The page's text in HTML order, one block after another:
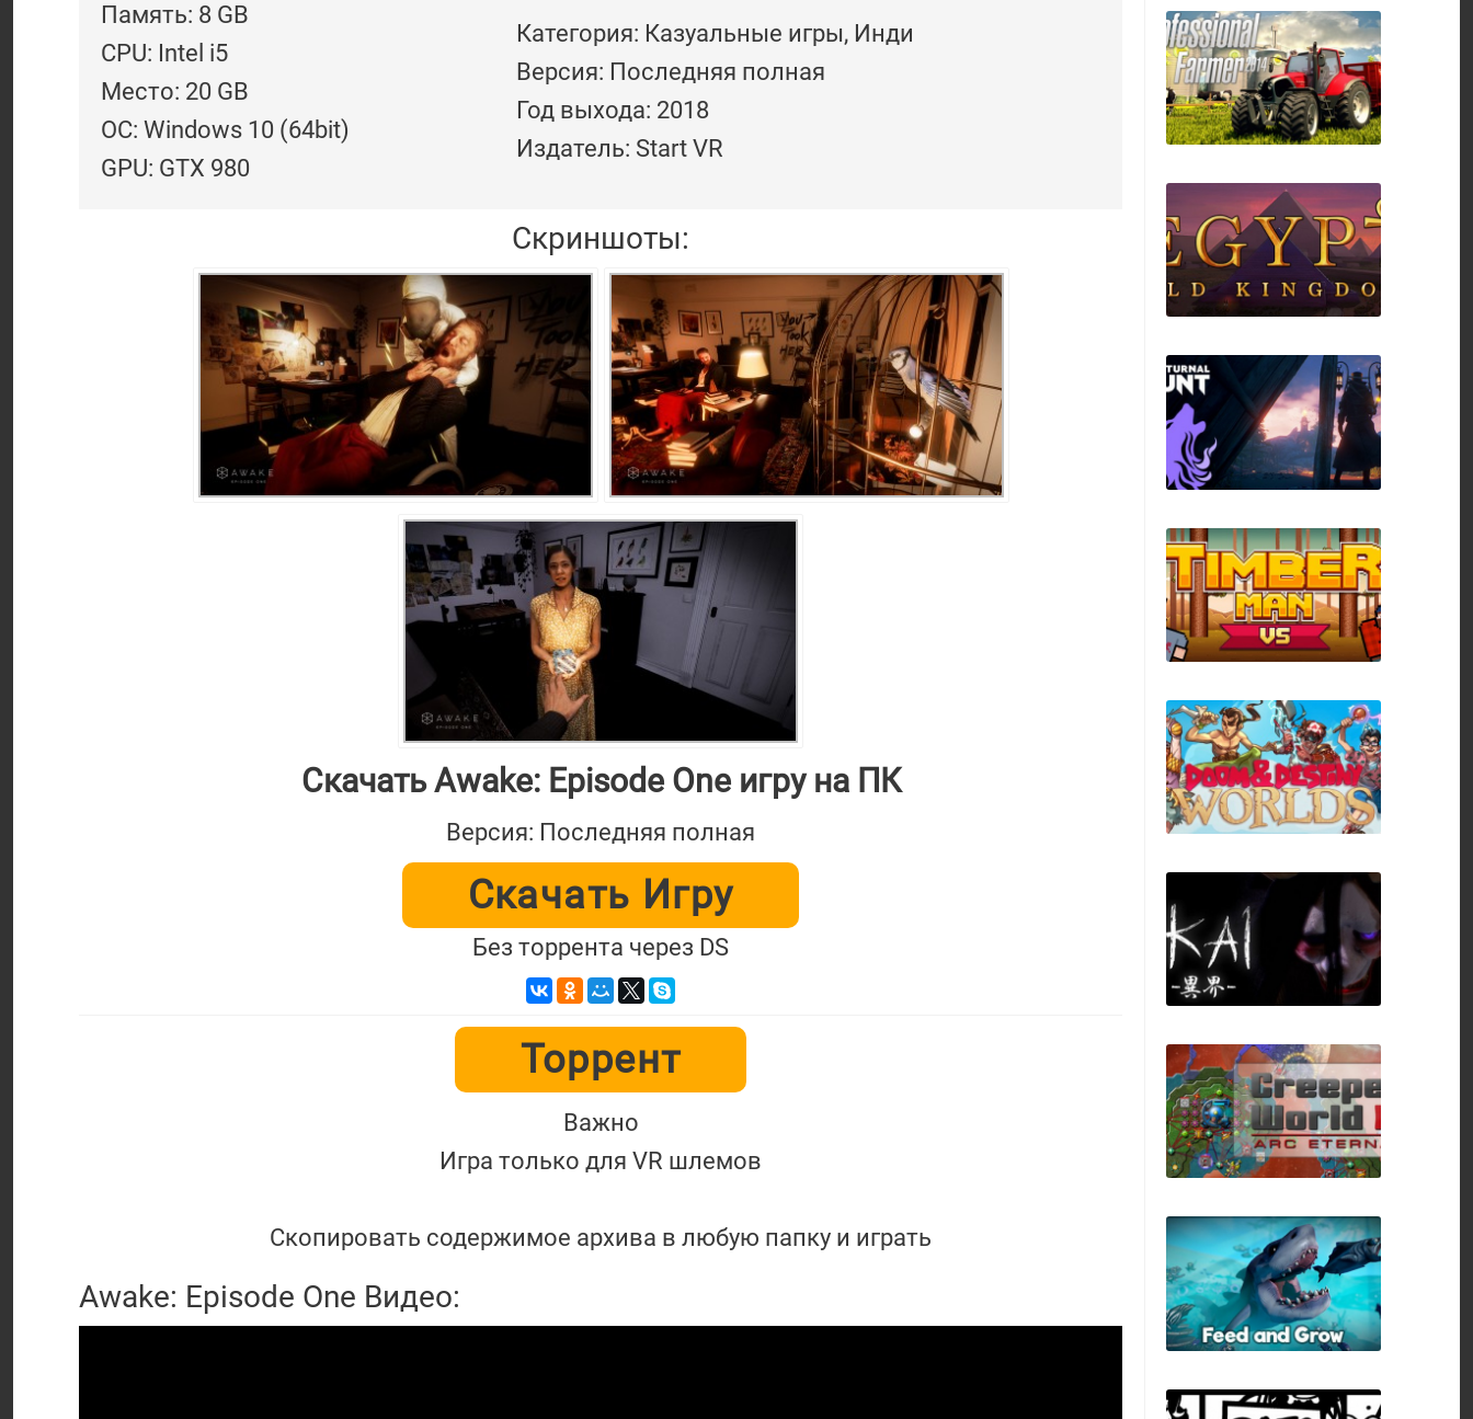
Память: 8 GB
CPU: Intel i5
Место: 20 GB
ОС: Windows 10 (64bit)
GPU: GTX 980
Категория: Казуальные игры, Инди
Версия: Последняя полная
Год выхода: 2018
Издатель: Start VR
Скриншоты:
Скачать Awake: Episode One игру на ПК
Версия: Последняя полная
Скачать Игру
Без торрента через DS
Торрент
Важно
Игра только для VR шлемов
Скопировать содержимое архива в любую папку и играть
Awake: Episode One Видео:
Professional Farmer
Doom & Destiny
Creeper World 3: Arc